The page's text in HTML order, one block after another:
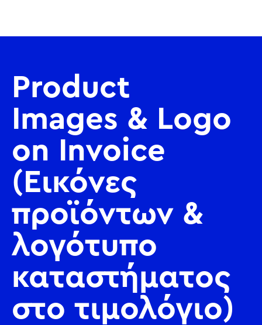
Product
Images & Logo
on Invoice
(Εικόνες
προϊόντων &
λογότυπο
καταστήματος
στο τιμολόγιο)